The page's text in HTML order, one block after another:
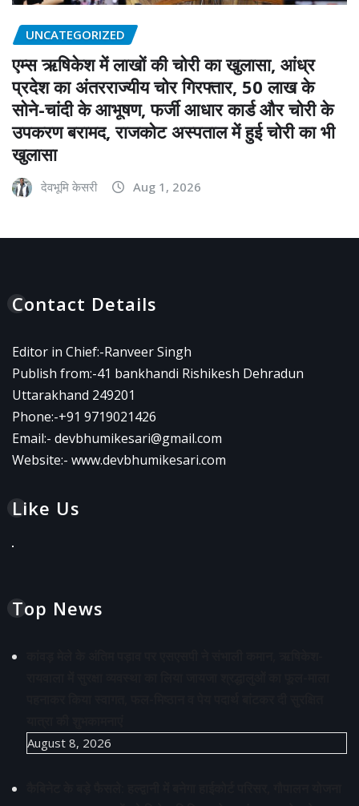
UNCATEGORIZED
एम्स ऋषिकेश में लाखों की चोरी का खुलासा, आंध्र
प्रदेश का अंतरराज्यीय चोर गिरफ्तार, 50 लाख के
सोने-चांदी के आभूषण, फर्जी आधार कार्ड और चोरी के
उपकरण बरामद, राजकोट अस्पताल में हुई चोरी का भी
खुलासा
देवभूमि केसरी Aug 1, 2026
Contact Details
Editor in Chief:-Ranveer Singh
Publish from:-41 bankhandi Rishikesh Dehradun
Uttarakhand 249201
Phone:-+91 9719021426
Email:- devbhumikesari@gmail.com
Website:- www.devbhumikesari.com
Like Us
Top News
August 8, 2026